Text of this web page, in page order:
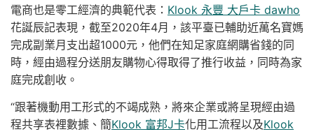
電商也是零工經濟的典範代表： Klook 永豐 大戶卡 dawho
花誕辰記表現，截至2020年4月，該平臺已輔助近萬名寶媽
完成副業月支出超1000元，他們在知足家庭網購省錢的同
時，經由過程分送朋友購物心得取得了推行收益，同時為家
庭完成創收。
“跟著機動用工形式的不竭成熟，將來企業或將呈現經由過
程共享表裡數據、簡Klook 富邦J卡化用工流程以及Klook